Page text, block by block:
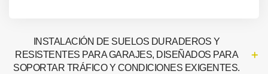
INSTALACIÓN DE SUELOS DURADEROS Y
RESISTENTES PARA GARAJES, DISEÑADOS PARA
SOPORTAR TRÁFICO Y CONDICIONES EXIGENTES.